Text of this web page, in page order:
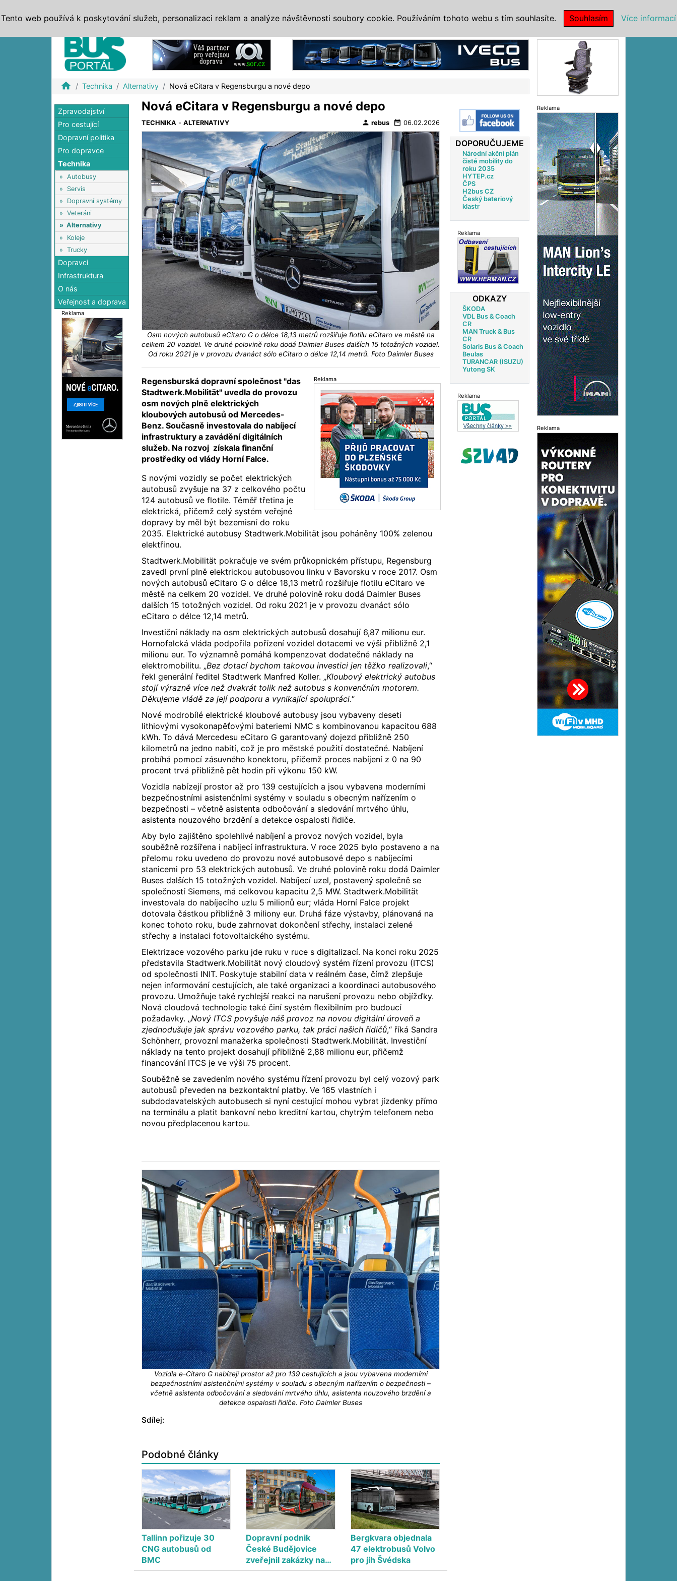
home Technika Alternativy Nová eCitara v Regensburgu a nové depo
Zpravodajství
Pro cestující
Dopravní politika
Pro dopravce
Technika
» Autobusy
» Servis
» Dopravní systémy
» Veteráni
» Alternativy
» Koleje
» Trucky
Dopravci
Infrastruktura
O nás
Veřejnost a doprava
Reklama
Nová eCitara v Regensburgu a nové depo
TECHNIKA -ALTERNATIVY person rebus date_range 06.02.2026
Osm nových autobusů eCitaro G o délce 18,13 metrů rozšiřuje flotilu eCitaro ve městě na
celkem 20 vozidel. Ve druhé polovině roku dodá Daimler Buses dalších 15 totožných vozidel.
Od roku 2021 je v provozu dvanáct sólo eCitaro o délce 12,14 metrů. Foto Daimler Buses
Reklama
Regensburská dopravní společnost "das
Stadtwerk.Mobilität" uvedla do provozu
osm nových plně elektrických
kloubových autobusů od Mercedes-
Benz. Současně investovala do nabíjecí
infrastruktury a zavádění digitálních
služeb. Na rozvoj získala finanční
prostředky od vlády Horní Falce.
S novými vozidly se počet elektrických
autobusů zvyšuje na 37 z celkového počtu
124 autobusů ve flotile. Téměř třetina je
elektrická, přičemž celý systém veřejné
dopravy by měl být bezemisní do roku
2035. Elektrické autobusy Stadtwerk.Mobilität jsou poháněny 100% zelenou
elektřinou.
Stadtwerk.Mobilität pokračuje ve svém průkopnickém přístupu, Regensburg
zavedl první plně elektrickou autobusovou linku v Bavorsku v roce 2017. Osm
nových autobusů eCitaro G o délce 18,13 metrů rozšiřuje flotilu eCitaro ve
městě na celkem 20 vozidel. Ve druhé polovině roku dodá Daimler Buses
dalších 15 totožných vozidel. Od roku 2021 je v provozu dvanáct sólo
eCitaro o délce 12,14 metrů.
Investiční náklady na osm elektrických autobusů dosahují 6,87 milionu eur.
Hornofalcká vláda podpořila pořízení vozidel dotacemi ve výši přibližně 2,1
milionu eur. To významně pomáhá kompenzovat dodatečné náklady na
elektromobilitu. „Bez dotací bychom takovou investici jen těžko realizovali,“
řekl generální ředitel Stadtwerk Manfred Koller. „Kloubový elektrický autobus
stojí výrazně více než dvakrát tolik než autobus s konvenčním motorem.
Děkujeme vládě za její podporu a vynikající spolupráci.“
Nové modrobílé elektrické kloubové autobusy jsou vybaveny deseti
lithiovými vysokonapěťovými bateriemi NMC s kombinovanou kapacitou 688
kWh. To dává Mercedesu eCitaro G garantovaný dojezd přibližně 250
kilometrů na jedno nabití, což je pro městské použití dostatečné. Nabíjení
probíhá pomocí zásuvného konektoru, přičemž proces nabíjení z 0 na 90
procent trvá přibližně pět hodin při výkonu 150 kW.
Vozidla nabízejí prostor až pro 139 cestujících a jsou vybavena moderními
bezpečnostními asistenčními systémy v souladu s obecným nařízením o
bezpečnosti – včetně asistenta odbočování a sledování mrtvého úhlu,
asistenta nouzového brzdění a detekce ospalosti řidiče.
Aby bylo zajištěno spolehlivé nabíjení a provoz nových vozidel, byla
souběžně rozšířena i nabíjecí infrastruktura. V roce 2025 bylo postaveno a na
přelomu roku uvedeno do provozu nové autobusové depo s nabíjecími
stanicemi pro 53 elektrických autobusů. Ve druhé polovině roku dodá Daimler
Buses dalších 15 totožných vozidel. Nabíjecí uzel, postavený společně se
společností Siemens, má celkovou kapacitu 2,5 MW. Stadtwerk.Mobilität
investovala do nabíjecího uzlu 5 milionů eur; vláda Horní Falce projekt
dotovala částkou přibližně 3 miliony eur. Druhá fáze výstavby, plánovaná na
konec tohoto roku, bude zahrnovat dokončení střechy, instalaci zelené
střechy a instalaci fotovoltaického systému.
Elektrizace vozového parku jde ruku v ruce s digitalizací. Na konci roku 2025
představila Stadtwerk.Mobilität nový cloudový systém řízení provozu (ITCS)
od společnosti INIT. Poskytuje stabilní data v reálném čase, čímž zlepšuje
nejen informování cestujících, ale také organizaci a koordinaci autobusového
provozu. Umožňuje také rychlejší reakci na narušení provozu nebo objížďky.
Nová cloudová technologie také činí systém flexibilním pro budoucí
požadavky. „Nový ITCS povyšuje náš provoz na novou digitální úroveň a
zjednodušuje jak správu vozového parku, tak práci našich řidičů,“ říká Sandra
Schönherr, provozní manažerka společnosti Stadtwerk.Mobilität. Investiční
náklady na tento projekt dosahují přibližně 2,88 milionu eur, přičemž
financování ITCS je ve výši 75 procent.
Souběžně se zavedením nového systému řízení provozu byl celý vozový park
autobusů převeden na bezkontaktní platby. Ve 165 vlastních i
subdodavatelských autobusech si nyní cestující mohou vybrat jízdenky přímo
na terminálu a platit bankovní nebo kreditní kartou, chytrým telefonem nebo
novou předplacenou kartou.
Vozidla e-Citaro G nabízejí prostor až pro 139 cestujících a jsou vybavena moderními
bezpečnostními asistenčními systémy v souladu s obecným nařízením o bezpečnosti –
včetně asistenta odbočování a sledování mrtvého úhlu, asistenta nouzového brzdění a
detekce ospalosti řidiče. Foto Daimler Buses
Sdílej:
Podobné články
Tallinn pořizuje 30
CNG autobusů od
BMC
Dopravní podnik
České Budějovice
zveřejnil zakázky na…
Bergkvara objednala
47 elektrobusů Volvo
pro jih Švédska
DOPORUČUJEME
Národní akční plán
čisté mobility do
roku 2035
HYTEP.cz
ČPS
H2bus CZ
Český bateriový
klastr
Reklama
ODKAZY
ŠKODA
VDL Bus & Coach
CR
MAN Truck & Bus
CR
Solaris Bus & Coach
Beulas
TURANCAR (ISUZU)
Yutong SK
Reklama
Reklama
Reklama
Tento web používá k poskytování služeb, personalizaci reklam a analýze návštěvnosti soubory cookie. Používáním tohoto webu s tím souhlasíte. Souhlasím Více informací